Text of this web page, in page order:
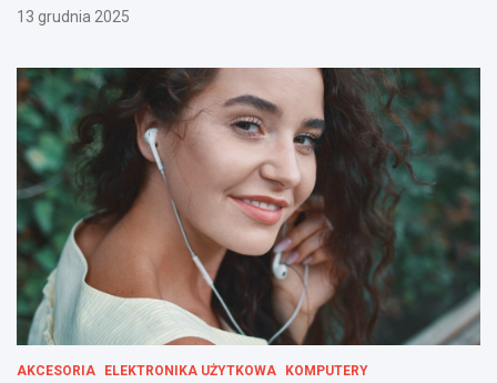
13 grudnia 2025
AKCESORIA ELEKTRONIKA UŻYTKOWA
KOMPUTERY